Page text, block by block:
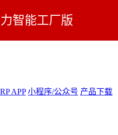
APP 小程序/公众号 产品下载
智能工厂版